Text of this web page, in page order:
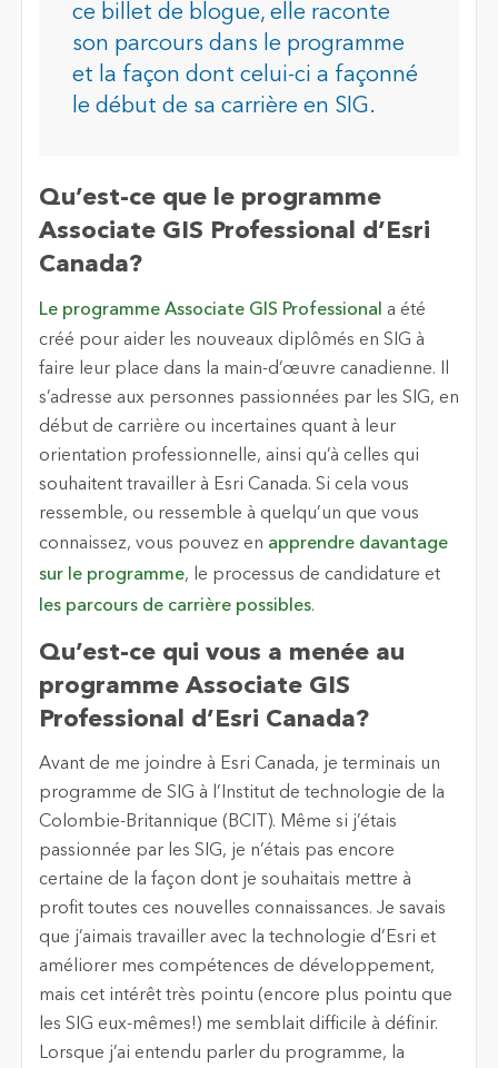
ce billet de blogue, elle raconte
son parcours dans le programme
et la façon dont celui-ci a façonné
le début de sa carrière en SIG.
Qu’est-ce que le programme
Associate GIS Professional d’Esri
Canada?
Le programme Associate GIS Professional
a été
créé pour aider les nouveaux diplômés en SIG à
faire leur place dans la main-d’œuvre canadienne. Il
s’adresse aux personnes passionnées par les SIG, en
début de carrière ou incertaines quant à leur
orientation professionnelle, ainsi qu’à celles qui
souhaitent travailler à Esri Canada. Si cela vous
ressemble, ou ressemble à quelqu’un que vous
connaissez, vous pouvez en apprendre davantage
sur le programme, le processus de candidature et
les parcours de carrière possibles.
Qu’est-ce qui vous a menée au
programme Associate GIS
Professional d’Esri Canada?
Avant de me joindre à Esri Canada, je terminais un
programme de SIG à l’Institut de technologie de la
Colombie-Britannique (BCIT). Même si j’étais
passionnée par les SIG, je n’étais pas encore
certaine de la façon dont je souhaitais mettre à
profit toutes ces nouvelles connaissances. Je savais
que j’aimais travailler avec la technologie d’Esri et
améliorer mes compétences de développement,
mais cet intérêt très pointu (encore plus pointu que
les SIG eux-mêmes!) me semblait difficile à définir.
Lorsque j’ai entendu parler du programme, la